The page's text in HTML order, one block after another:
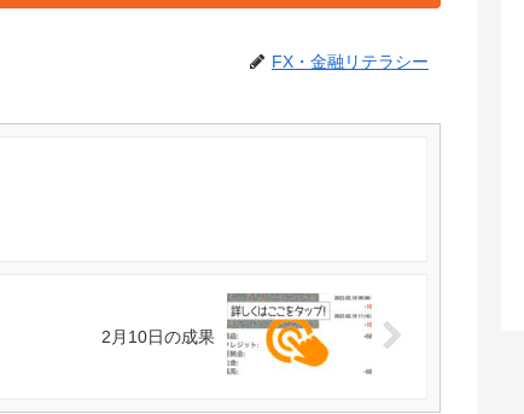
FX・金融リテラシー
2月10日の成果